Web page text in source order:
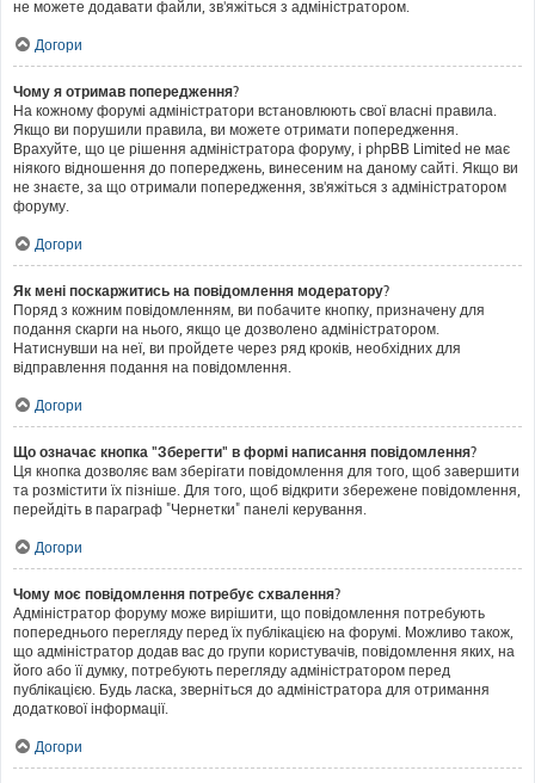
не можете додавати файли, зв'яжіться з адміністратором.
Догори
Чому я отримав попередження?
На кожному форумі адміністратори встановлюють свої власні правила.
Якщо ви порушили правила, ви можете отримати попередження.
Врахуйте, що це рішення адміністратора форуму, і phpBB Limited не має
ніякого відношення до попереджень, винесеним на даному сайті. Якщо ви
не знаєте, за що отримали попередження, зв'яжіться з адміністратором
форуму.
Догори
Як мені поскаржитись на повідомлення модератору?
Поряд з кожним повідомленням, ви побачите кнопку, призначену для
подання скарги на нього, якщо це дозволено адміністратором.
Натиснувши на неї, ви пройдете через ряд кроків, необхідних для
відправлення подання на повідомлення.
Догори
Що означає кнопка "Зберегти" в формі написання повідомлення?
Ця кнопка дозволяє вам зберігати повідомлення для того, щоб завершити
та розмістити їх пізніше. Для того, щоб відкрити збережене повідомлення,
перейдіть в параграф "Чернетки" панелі керування.
Догори
Чому моє повідомлення потребує схвалення?
Адміністратор форуму може вирішити, що повідомлення потребують
попереднього перегляду перед їх публікацією на форумі. Можливо також,
що адміністратор додав вас до групи користувачів, повідомлення яких, на
його або її думку, потребують перегляду адміністратором перед
публікацією. Будь ласка, зверніться до адміністратора для отримання
додаткової інформації.
Догори